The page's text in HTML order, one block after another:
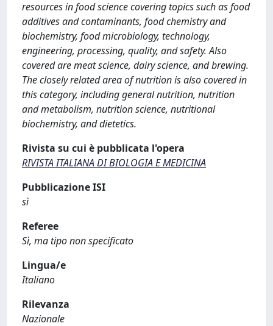
resources in food science covering topics such as food
additives and contaminants, food chemistry and
biochemistry, food microbiology, technology,
engineering, processing, quality, and safety. Also
covered are meat science, dairy science, and brewing.
The closely related area of nutrition is also covered in
this category, including general nutrition, nutrition
and metabolism, nutrition science, nutritional
biochemistry, and dietetics.
Rivista su cui è pubblicata l'opera
RIVISTA ITALIANA DI BIOLOGIA E MEDICINA
Pubblicazione ISI
sì
Referee
Sì, ma tipo non specificato
Lingua/e
Italiano
Rilevanza
Nazionale